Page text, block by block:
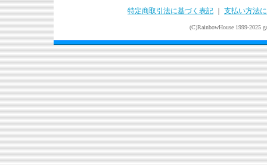
特定商取引法に基づく表記 支払い方法
(C)RainbowHouse 1999-2025